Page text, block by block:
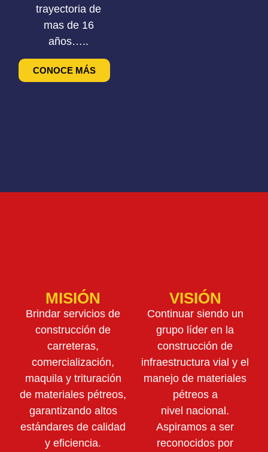
trayectoria de
mas de 16
años…..
CONOCE MÁS
MISIÓN
Brindar servicios de
construcción de
carreteras,
comercialización,
maquila y trituración
de materiales pétreos,
garantizando altos
estándares de calidad
y eficiencia.
VISIÓN
Continuar siendo un
grupo líder en la
construcción de
infraestructura vial y el
manejo de materiales
pétreos a
nivel nacional.
Aspiramos a ser
reconocidos por